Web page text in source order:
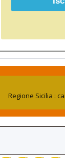
Regione Sicilia :